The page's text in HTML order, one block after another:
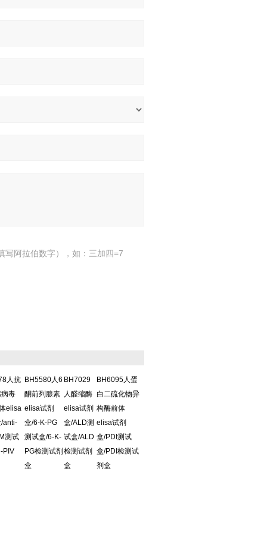
写阿拉伯数字），如：三加四=7
人抗
毒
elisa
anti-
测试
PIV
BH5580人6
酮前列腺素
elisa试剂
盒/6-K-PG
测试盒/6-K-
PG检测试剂
盒
BH7029
人醛缩酶
elisa试剂
盒/ALD测
试盒/ALD
检测试剂
盒
BH6095人蛋
白二硫化物异
构酶前体
elisa试剂
盒/PDI测试
盒/PDI检测试
剂盒